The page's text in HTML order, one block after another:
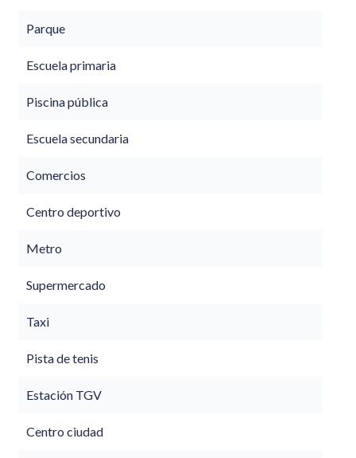
Parque
Escuela primaria
Piscina pública
Escuela secundaria
Comercios
Centro deportivo
Metro
Supermercado
Taxi
Pista de tenis
Estación TGV
Centro ciudad